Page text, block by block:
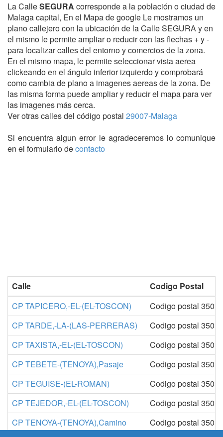
La CalleSEGURA corresponde a la población o ciudad de
Malaga capital, En el Mapa de google Le mostramos un
plano callejero con la ubicación de la Calle SEGURA y en
el mismo le permite ampliar o reducir con las flechas + y -
para localizar calles del entorno y comercios de la zona.
En el mismo mapa, le permite seleccionar vista aerea
clickeando en el ángulo inferior izquierdo y comprobará
como cambia de plano a imagenes aereas de la zona. De
las misma forma puede ampliar y reducir el mapa para ver
las imagenes más cerca.
Ver otras calles del código postal 29007-Malaga
Si encuentra algun error le agradeceremos lo comunique
en el formulario decontacto
Calle
Codigo Postal
CP TAPICERO,-EL-(EL-TOSCON)
Codigo postal
CP TARDE,-LA-(LAS-PERRERAS)
Codigo postal
CP TAXISTA,-EL-(EL-TOSCON)
Codigo postal
CP TEBETE-(TENOYA),Pasaje
Codigo postal
CP TEGUISE-(EL-ROMAN)
Codigo postal
CP TEJEDOR,-EL-(EL-TOSCON)
Codigo postal
CP TENOYA-(TENOYA),Camino
Codigo postal